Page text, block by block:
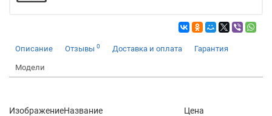
Описание Отзывы 0 Доставка и оплата Гарантия
Модели
ИзображениеНазвание Цена